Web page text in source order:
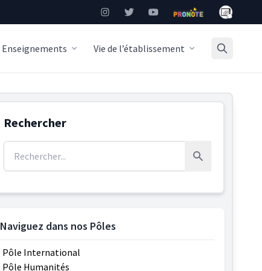
InstagramTwitterYouTubePronote Mon
Enseignements Vie de l’établissement
Rechercher
Rechercher
Naviguez dans nos Pôles
Pôle International
Pôle Humanités